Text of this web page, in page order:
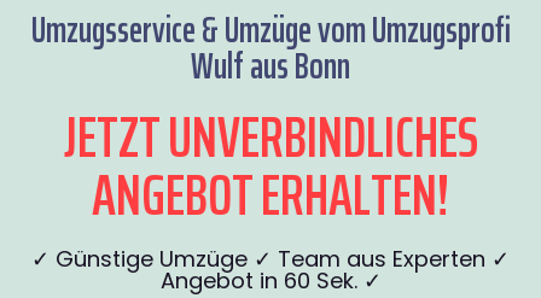
Umzugsservice & Umzüge vom Umzugsprofi
Wulf aus Bonn
JETZT UNVERBINDLICHES
ANGEBOT ERHALTEN!
✓ Günstige Umzüge ✓ Team aus Experten ✓
Angebot in 60 Sek. ✓